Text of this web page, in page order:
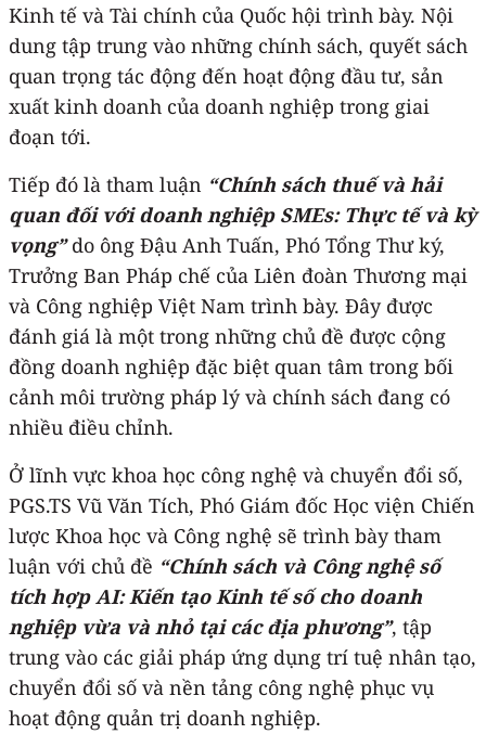
Kinh tế và Tài chính của Quốc hội trình bày. Nội
dung tập trung vào những chính sách, quyết sách
quan trọng tác động đến hoạt động đầu tư, sản
xuất kinh doanh của doanh nghiệp trong giai
đoạn tới.
Tiếp đó là tham luận “Chính sách thuế và hải
quan đối với doanh nghiệp SMEs: Thực tế và kỳ
vọng”do ông Đậu Anh Tuấn, Phó Tổng Thư ký,
Trưởng Ban Pháp chế của Liên đoàn Thương mại
và Công nghiệp Việt Nam trình bày. Đây được
đánh giá là một trong những chủ đề được cộng
đồng doanh nghiệp đặc biệt quan tâm trong bối
cảnh môi trường pháp lý và chính sách đang có
nhiều điều chỉnh.
Ở lĩnh vực khoa học công nghệ và chuyển đổi số,
PGS.TS Vũ Văn Tích, Phó Giám đốc Học viện Chiến
lược Khoa học và Công nghệ sẽ trình bày tham
luận với chủ đề “Chính sách và Công nghệ số
tích hợp AI: Kiến tạo Kinh tế số cho doanh
nghiệp vừa và nhỏ tại các địa phương”, tập
trung vào các giải pháp ứng dụng trí tuệ nhân tạo,
chuyển đổi số và nền tảng công nghệ phục vụ
hoạt động quản trị doanh nghiệp.